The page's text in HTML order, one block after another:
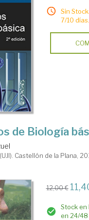
Sin
7/10 días.
de Biología
Castellón de la Plana,
12,00 €
Stock en
en 24/